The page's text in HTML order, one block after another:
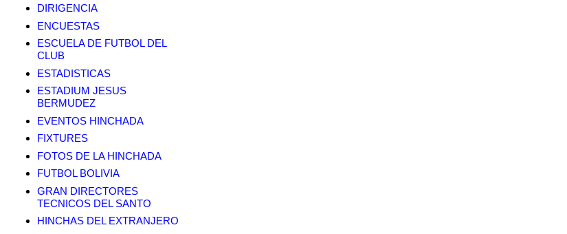
DIRIGENCIA
ENCUESTAS
ESCUELA DE FUTBOL DEL
CLUB
ESTADISTICAS
ESTADIUM JESUS
BERMUDEZ
EVENTOS HINCHADA
FIXTURES
FOTOS DE LA HINCHADA
FUTBOL BOLIVIA
GRAN DIRECTORES
TECNICOS DEL SANTO
HINCHAS DEL EXTRANJERO